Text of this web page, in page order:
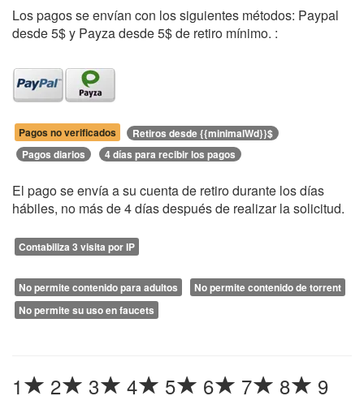
Los pagos se envían con los siguientes métodos: Paypal
desde 5$ y Payza desde 5$ de retiro mínimo. :
Pagos no verificados
Retiros desde {{minimalWd}}$
Pagos diarios
4 días para recibir los pagos
El pago se envía a su cuenta de retiro durante los días
hábiles, no más de 4 días después de realizar la solicitud.
Contabiliza 3 visita por IP
No permite contenido para adultos
No permite contenido de torrent
No permite su uso en faucets
1 2 3 4 5 6 7 8
9